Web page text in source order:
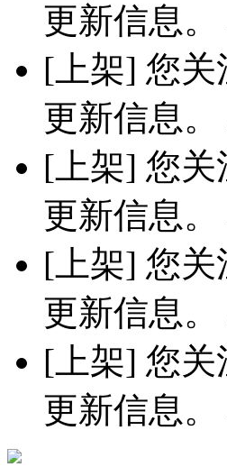
更新信息。
[上架] 您关
更新信息。
[上架] 您关
更新信息。
[上架] 您关
更新信息。
[上架] 您关
更新信息。